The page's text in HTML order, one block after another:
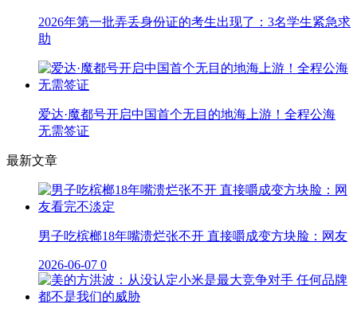
2026年第一批弄丢身份证的考生出现了：3名学生紧急求
助
爱达·魔都号开启中国首个无目的地海上游！全程公海
无需签证
最新文章
男子吃槟榔18年嘴溃烂张不开 直接嚼成变方块脸：网友
2026-06-07 0